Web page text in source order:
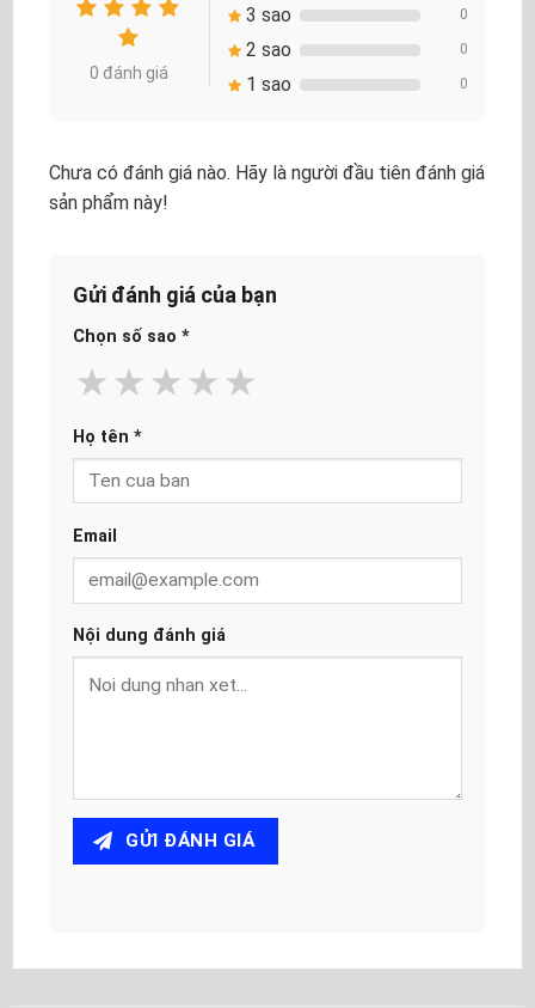
0 đánh giá
3 sao 0
2 sao 0
1 sao 0
Chưa có đánh giá nào. Hãy là người đầu tiên đánh giá
sản phẩm này!
Gửi đánh giá của bạn
Chọn số sao *
★
★
★
★
★
Họ tên *
Email
Nội dung đánh giá
GỬI ĐÁNH GIÁ